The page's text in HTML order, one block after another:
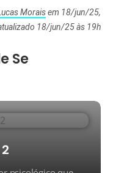
Moraisem 18/jun/25,
18/jun/25 às 19h
Se